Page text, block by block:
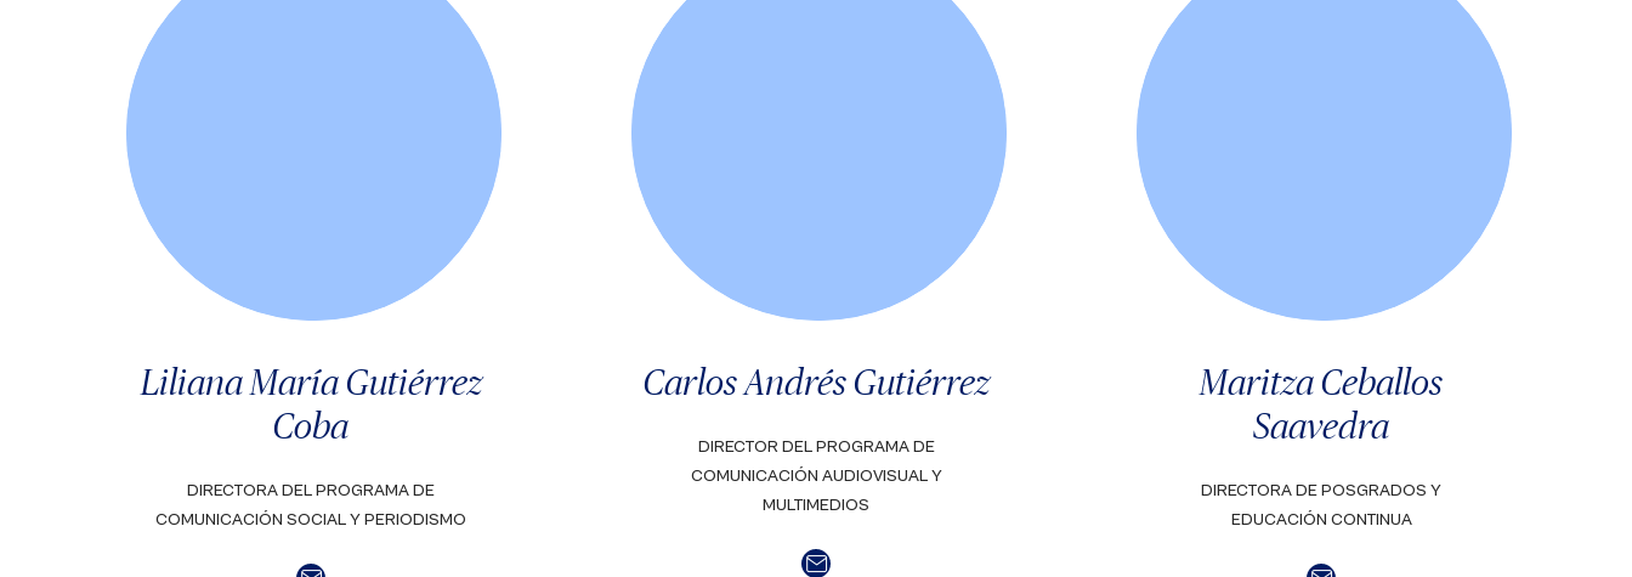
Liliana María Gutiérrez
Coba
DIRECTORA DEL PROGRAMA DE
COMUNICACIÓN SOCIAL Y PERIODISMO
Carlos Andrés Gutiérrez
DIRECTOR DEL PROGRAMA DE
COMUNICACIÓN AUDIOVISUAL Y
MULTIMEDIOS
Maritza Ceballos
Saavedra
DIRECTORA DE POSGRADOS Y
EDUCACIÓN CONTINUA